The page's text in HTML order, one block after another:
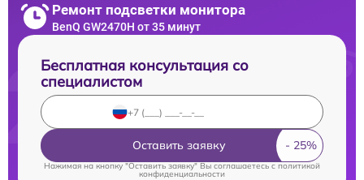
Ремонт подсветки монитора
BenQ GW2470H от 35 минут
Бесплатная консультация со
специалистом
Оставить заявку
Нажимая на кнопку "Оставить заявку" Вы соглашаетесь cполитикой
конфиденциальности